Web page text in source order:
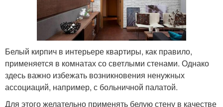
Белый кирпич в интерьере квартиры, как правило,
применяется в комнатах со светлыми стенами. Однако
здесь важно избежать возникновения ненужных
ассоциаций, например, с больничной палатой.
Для этого желательно применять белую стену в качестве